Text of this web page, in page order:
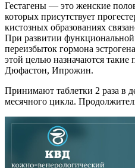
Гестагены — это женские
которых присутствует
кистозных образованиях
При развитии
переизбыток гормона
этой целью назначаются такие
Дюфастон, Ипрожин.
Принимают таблетки 2 раза в
месячного цикла.